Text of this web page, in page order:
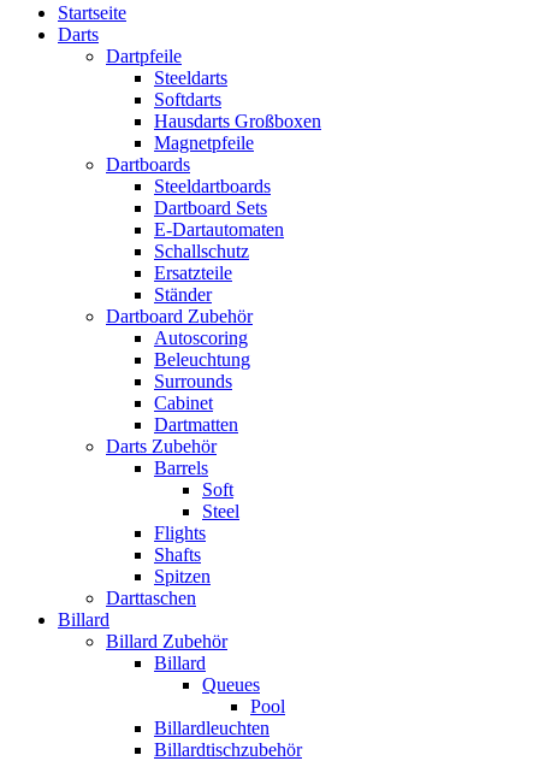
Startseite
Darts
Dartpfeile
Steeldarts
Softdarts
Hausdarts Großboxen
Magnetpfeile
Dartboards
Steeldartboards
Dartboard Sets
E-Dartautomaten
Schallschutz
Ersatzteile
Ständer
Dartboard Zubehör
Autoscoring
Beleuchtung
Surrounds
Cabinet
Dartmatten
Darts Zubehör
Barrels
Soft
Steel
Flights
Shafts
Spitzen
Darttaschen
Billard
Billard Zubehör
Billard
Queues
Pool
Billardleuchten
Billardtischzubehör